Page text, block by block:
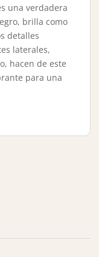
una verdadera
brilla como
detalles
laterales,
hacen de este
para una